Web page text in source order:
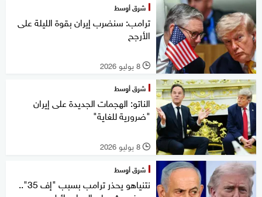
شرق أوسط
ترامب: سنضرب إيران بقوة الليلة على
الأرجح
l 8 يوليو 2026
شرق أوسط
الناتو: الهجمات الجديدة على إيران
"ضرورية للغاية"
l 8 يوليو 2026
شرق أوسط
نتنياهو يحذر ترامب بسبب "إف 35"..